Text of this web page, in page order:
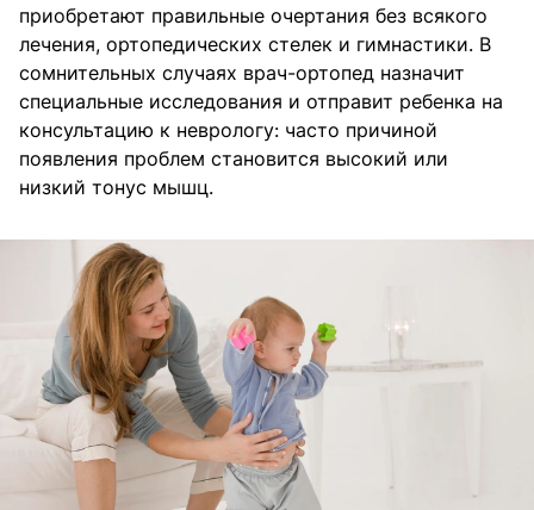
приобретают правильные очертания без всякого
лечения, ортопедических стелек и гимнастики. В
сомнительных случаях врач-ортопед назначит
специальные исследования и отправит ребенка на
консультацию к неврологу: часто причиной
появления проблем становится высокий или
низкий тонус мышц.